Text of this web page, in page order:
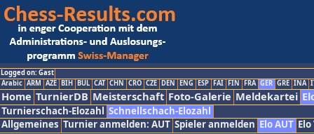
Logged on: Gast
Arabic ARM AZE BIH BUL CAT CHN CRO CZE DEN ENG ESP FAI FIN FRA GER GRE INA
Home TurnierDB Meisterschaft Foto-Galerie Meldekartei
Turnierschach-Elozahl Schnellschach-Elozahl
Allgemeines Turnier anmelden: AUT Spieler anmelden Elo AUT